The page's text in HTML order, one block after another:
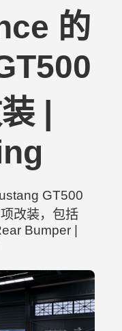
的
|
GT500
改装，包括
Bumper |